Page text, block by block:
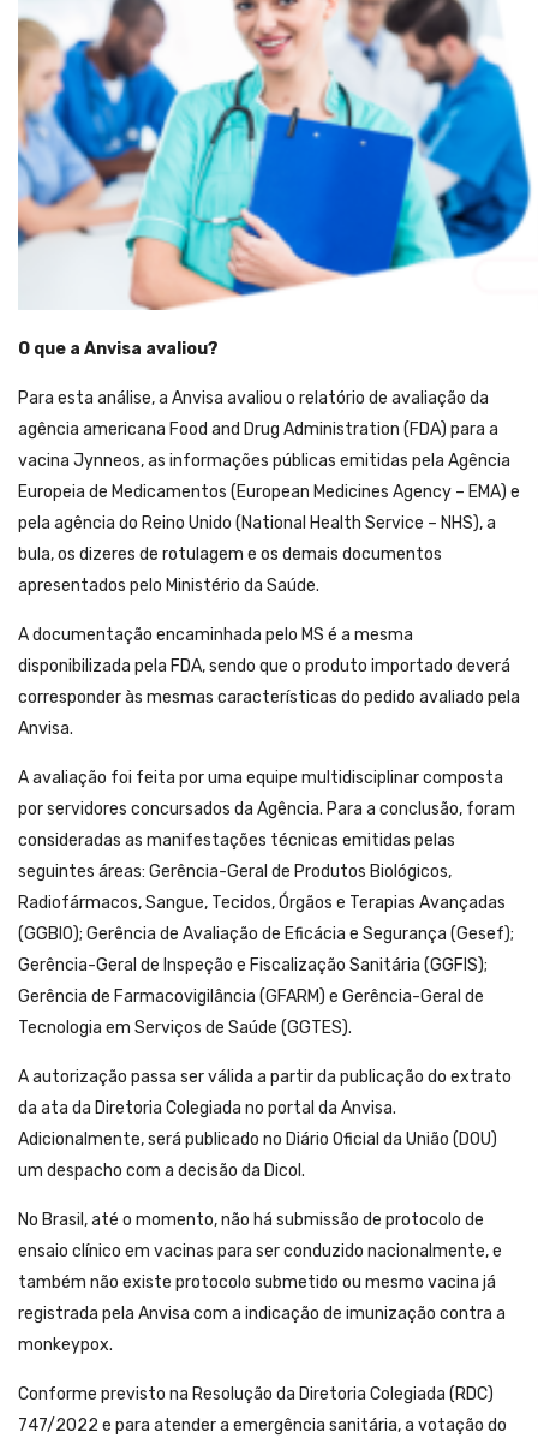
O que a Anvisa avaliou?
Para esta análise, a Anvisa avaliou o relatório de avaliação da
agência americana Food and Drug Administration (FDA) para a
vacina Jynneos, as informações públicas emitidas pela Agência
Europeia de Medicamentos (European Medicines Agency – EMA) e
pela agência do Reino Unido (National Health Service – NHS), a
bula, os dizeres de rotulagem e os demais documentos
apresentados pelo Ministério da Saúde.
A documentação encaminhada pelo MS é a mesma
disponibilizada pela FDA, sendo que o produto importado deverá
corresponder às mesmas características do pedido avaliado pela
Anvisa.
A avaliação foi feita por uma equipe multidisciplinar composta
por servidores concursados da Agência. Para a conclusão, foram
consideradas as manifestações técnicas emitidas pelas
seguintes áreas: Gerência-Geral de Produtos Biológicos,
Radiofármacos, Sangue, Tecidos, Órgãos e Terapias Avançadas
(GGBIO); Gerência de Avaliação de Eficácia e Segurança (Gesef);
Gerência-Geral de Inspeção e Fiscalização Sanitária (GGFIS);
Gerência de Farmacovigilância (GFARM) e Gerência-Geral de
Tecnologia em Serviços de Saúde (GGTES).
A autorização passa ser válida a partir da publicação do extrato
da ata da Diretoria Colegiada no portal da Anvisa.
Adicionalmente, será publicado no Diário Oficial da União (DOU)
um despacho com a decisão da Dicol.
No Brasil, até o momento, não há submissão de protocolo de
ensaio clínico em vacinas para ser conduzido nacionalmente, e
também não existe protocolo submetido ou mesmo vacina já
registrada pela Anvisa com a indicação de imunização contra a
monkeypox.
Conforme previsto na Resolução da Diretoria Colegiada (RDC)
747/2022 e para atender a emergência sanitária, a votação do